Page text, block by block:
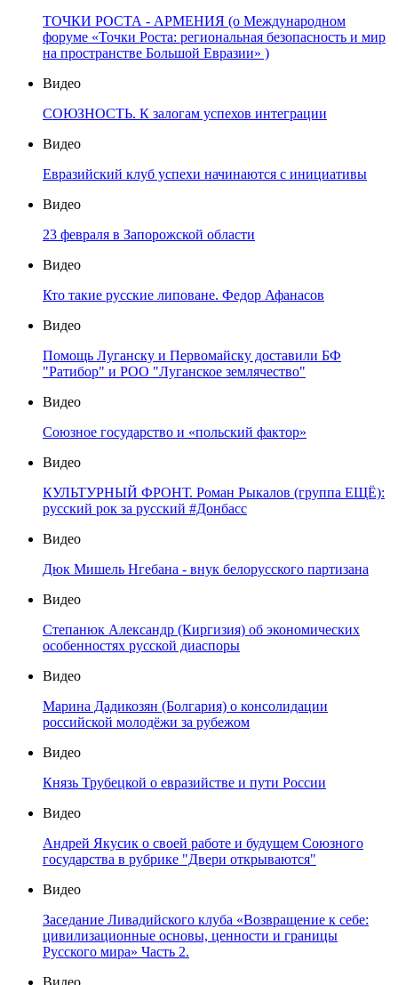
ТОЧКИ РОСТА - АРМЕНИЯ (о Международном
форуме «Точки Роста: региональная безопасность и мир
на пространстве Большой Евразии» )
Видео
СОЮЗНОСТЬ. К залогам успехов интеграции
Видео
Евразийский клуб успехи начинаются с инициативы
Видео
23 февраля в Запорожской области
Видео
Кто такие русские липоване. Федор Афанасов
Видео
Помощь Луганску и Первомайску доставили БФ
"Ратибор" и РОО "Луганское землячество"
Видео
Союзное государство и «польский фактор»
Видео
КУЛЬТУРНЫЙ ФРОНТ. Роман Рыкалов (группа ЕЩЁ):
русский рок за русский #Донбасс
Видео
Дюк Мишель Нгебана - внук белорусского партизана
Видео
Степанюк Александр (Киргизия) об экономических
особенностях русской диаспоры
Видео
Марина Дадикозян (Болгария) о консолидации
российской молодёжи за рубежом
Видео
Князь Трубецкой о евразийстве и пути России
Видео
Андрей Якусик о своей работе и будущем Союзного
государства в рубрике "Двери открываются"
Видео
Заседание Ливадийского клуба «Возвращение к себе:
цивилизационные основы, ценности и границы
Русского мира» Часть 2.